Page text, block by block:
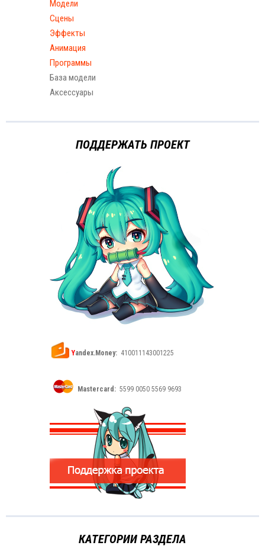
Модели
Сцены
Эффекты
Анимация
Программы
База модели
Аксессуары
ПОДДЕРЖАТЬ ПРОЕКТ
Yandex.Money: 410011143001225
Mastercard: 5599 0050 5569 9693
КАТЕГОРИИ РАЗДЕЛА